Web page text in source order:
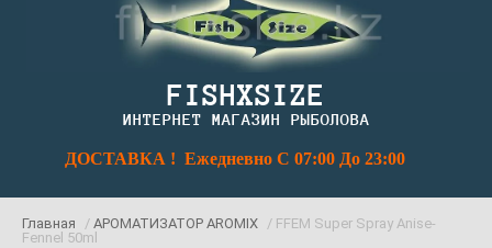
FISHXSIZE
ИНТЕРНЕТ МАГАЗИН РЫБОЛОВА
ДОСТАВКА ! Ежедневно С 07:00 До 23:00
Главная / АРОМАТИЗАТОР AROMIX / FFEM Super Spray Anise-
Fennel 50ml